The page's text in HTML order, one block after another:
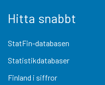
Hitta snabbt
StatFin-databasen
Statistikdatabaser
Finland i siffror